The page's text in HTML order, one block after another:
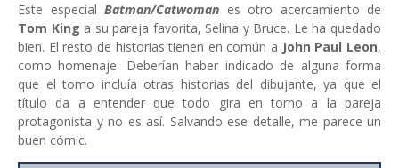
Este especial Batman/Catwoman es otro acercamiento de
Tom King a su pareja favorita, Selina y Bruce. Le ha quedado
bien. El resto de historias tienen en común a John Paul Leon,
como homenaje. Deberían haber indicado de alguna forma
que el tomo incluía otras historias del dibujante, ya que el
título da a entender que todo gira en torno a la pareja
protagonista y no es así. Salvando ese detalle, me parece un
buen cómic.